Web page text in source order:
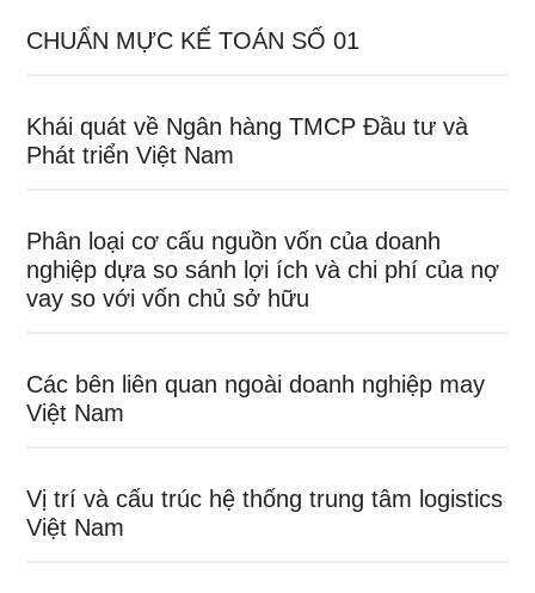
CHUẨN MỰC KẾ TOÁN SỐ 01
Khái quát về Ngân hàng TMCP Đầu tư và
Phát triển Việt Nam
Phân loại cơ cấu nguồn vốn của doanh
nghiệp dựa so sánh lợi ích và chi phí của nợ
vay so với vốn chủ sở hữu
Các bên liên quan ngoài doanh nghiệp may
Việt Nam
Vị trí và cấu trúc hệ thống trung tâm logistics
Việt Nam